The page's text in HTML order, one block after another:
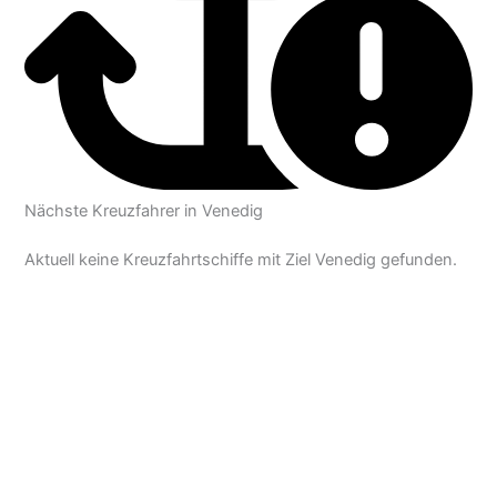
Nächste Kreuzfahrer in Venedig
Aktuell keine Kreuzfahrtschiffe mit Ziel Venedig gefunden.